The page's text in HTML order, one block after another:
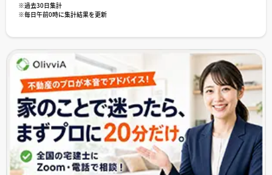
※過去30日集計
※毎日午前0時に集計結果を更新